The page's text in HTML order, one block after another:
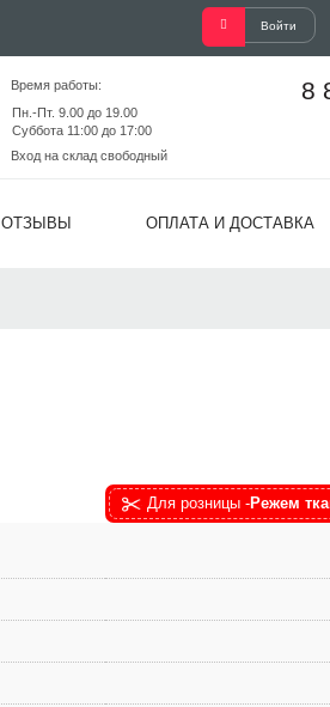
Войти
Время работы:
Пн.-Пт. 9.00 до 19.00
Суббота 11:00 до 17:00
Вход на склад свободный
8
ОТЗЫВЫ ОПЛАТА И ДОСТАВКА
Для розницы -Режем